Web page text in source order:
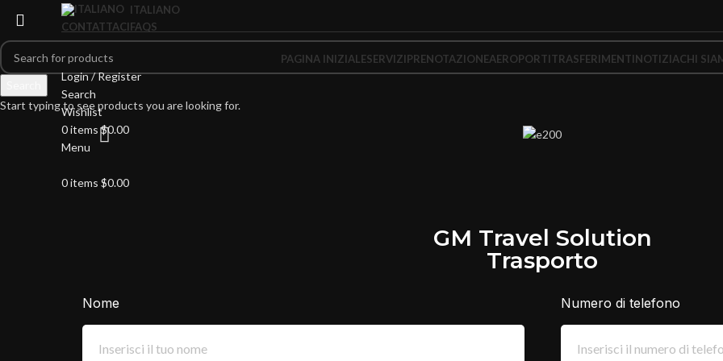
ITALIANO
CONTATTACIFAQS
PAGINA INIZIALESERVIZIPRENOTAZIONEAEROPORTITRASFERIMENTINOTIZIACHI
Login / Register
Search
Wishlist
0items $0.00
Menu
0items $0.00
GM Travel Solution
Trasporto
Nome Numero di telefono
Start typing to see products you are looking for.